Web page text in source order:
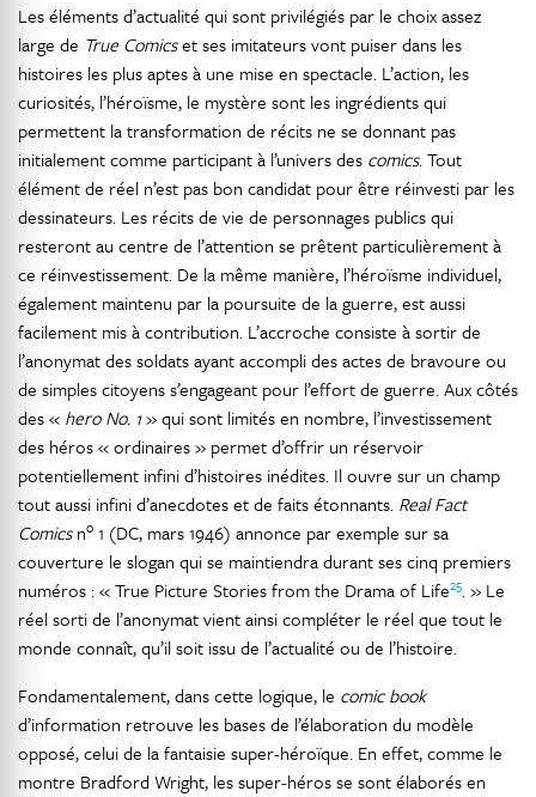
Les éléments d’actualité qui sont privilégiés par le choix assez
large de True Comicset ses imitateurs vont puiser dans les
histoires les plus aptes à une mise en spectacle. L’action, les
curiosités, l’héroïsme, le mystère sont les ingrédients qui
permettent la transformation de récits ne se donnant pas
initialement comme participant à l’univers des comics. Tout
élément de réel n’est pas bon candidat pour être réinvesti par les
dessinateurs. Les récits de vie de personnages publics qui
resteront au centre de l’attention se prêtent particulièrement à
ce réinvestissement. De la même manière, l’héroïsme individuel,
également maintenu par la poursuite de la guerre, est aussi
facilement mis à contribution. L’accroche consiste à sortir de
l’anonymat des soldats ayant accompli des actes de bravoure ou
de simples citoyens s’engageant pour l’effort de guerre. Aux côtés
des « hero No. 1» qui sont limités en nombre, l’investissement
des héros « ordinaires » permet d’offrir un réservoir
potentiellement infini d’histoires inédites. Il ouvre sur un champ
tout aussi infini d’anecdotes et de faits étonnants. Real Fact
Comicsno 1 (DC, mars 1946) annonce par exemple sur sa
couverture le slogan qui se maintiendra durant ses cinq premiers
numéros : « True Picture Stories from the Drama of Life25. » Le
réel sorti de l’anonymat vient ainsi compléter le réel que tout le
monde connaît, qu’il soit issu de l’actualité ou de l’histoire.
Fondamentalement, dans cette logique, le comic book
d’information retrouve les bases de l’élaboration du modèle
opposé, celui de la fantaisie super-héroïque. En effet, comme le
montre Bradford Wright, les super-héros se sont élaborés en